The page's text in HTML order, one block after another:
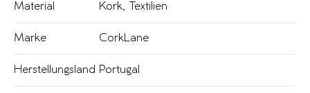
Material Kork Textilien
Marke CorkLane
Herstellungsland Portugal